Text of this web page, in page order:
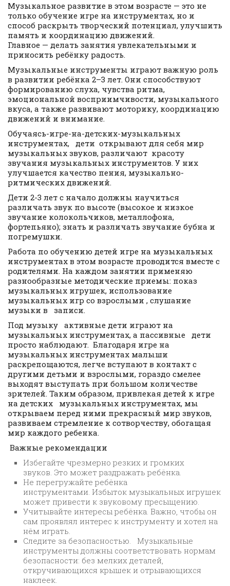
Музыкальное развитие в этом возрасте — это не
только обучение игре на инструментах, но и
способ раскрыть творческий потенциал, улучшить
память и координацию движений.
Главное — делать занятия увлекательными и
приносить ребёнку радость.
Музыкальные инструменты играют важную роль
в развитии ребёнка 2–3 лет. Они способствуют
формированию слуха, чувства ритма,
эмоциональной восприимчивости, музыкального
вкуса, а также развивают моторику, координацию
движений и внимание.
Обучаясь-игре-на-детских-музыкальных
инструментах, дети открывают для себя мир
музыкальных звуков, различают красоту
звучания музыкальных инструментов. У них
улучшается качество пения, музыкально-
ритмических движений.
Дети 2-3 лет с начало должны научиться
различать звук по высоте (высокое и низкое
звучание колокольчиков, металлофона,
фортепьяно); знать и различать звучание бубна и
погремушки.
Работа по обучению детей игре на музыкальных
инструментах в этом возрасте проводится вместе с
родителями. На каждом занятии применяю
разнообразные методические приемы: показ
музыкальных игрушек, использование
музыкальных игр со взрослыми , слушание
музыки в записи.
Под музыку активные дети играют на
музыкальных инструментах, а пассивные дети
просто наблюдают. Благодаря игре на
музыкальных инструментах малыши
раскрепощаются, легче вступают в контакт с
другими детьми и взрослыми, гораздо смелее
выходят выступать при большом количестве
зрителей. Таким образом, привлекая детей к игре
на детских музыкальных инструментах, мы
открываем перед ними прекрасный мир звуков,
развиваем стремление к сотворчеству, обогащая
мир каждого ребенка.
Важные рекомендации
Избегайте чрезмерно резких и громких
звуков. Это может раздражать ребёнка.
Не перегружайте ребёнка
инструментами. Избыток музыкальных игрушек
может привести к звуковому пресыщению.
Учитывайте интересы ребёнка. Важно, чтобы он
сам проявлял интерес к инструменту и хотел на
нём играть.
Следите за безопасностью. Музыкальные
инструменты должны соответствовать нормам
безопасности: без мелких деталей,
откручивающихся крышек и отрывающихся
наклеек.